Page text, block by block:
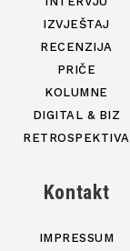
IZVJEŠTAJ
RECENZIJA
PRIČE
KOLUMNE
DIGITAL & BIZ
RETROSPEKTIVA
Kontakt
IMPRESSUM